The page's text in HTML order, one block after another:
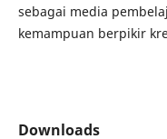
sebagai media
kemampuan berpikir
Downloads